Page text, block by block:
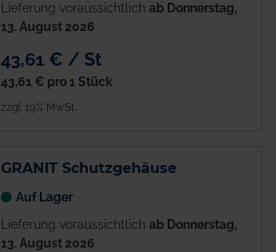
Lieferung voraussichtlich ab Donnerstag,
13. August 2026
43,61 € / St
43,61 € pro 1 Stück
zzgl. 19% MwSt.
GRANIT Schutzgehäuse
Auf Lager
Lieferung voraussichtlich ab Donnerstag,
13. August 2026